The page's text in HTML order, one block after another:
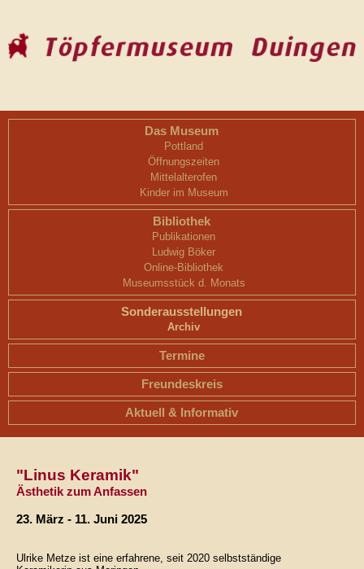
Das Museum
Pottland
Öffnungszeiten
Mittelalterofen
Kinder im Museum
Bibliothek
Publikationen
Ludwig Böker
Online-Bibliothek
Museumsstück d. Monats
Sonderausstellungen
Archiv
Termine
Freundeskreis
Aktuell & Informativ
"Linus Keramik"
Ästhetik zum Anfassen
23. März - 11. Juni 2025
Ulrike Metze ist eine erfahrene, seit 2020 selbstständige